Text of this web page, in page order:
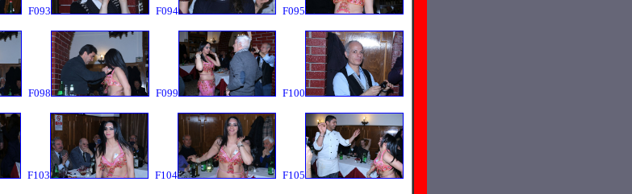
F093 F094 F095
F098 F099 F100
F103 F104 F105